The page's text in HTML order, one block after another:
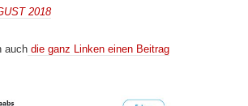
2018
auch die ganz Linken einen Beitrag